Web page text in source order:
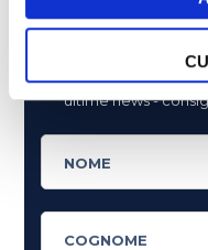
Non perderti più
ultime news -